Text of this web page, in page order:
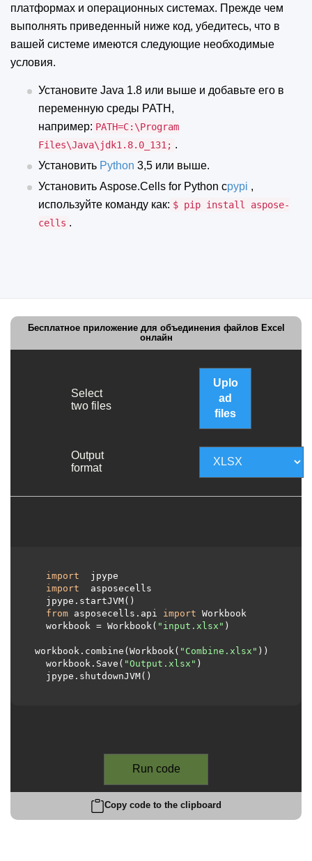
платформах и операционных системах. Прежде чем
выполнять приведенный ниже код, убедитесь, что в
вашей системе имеются следующие необходимые
условия.
Установите Java 1.8 или выше и добавьте его в
переменную среды PATH,
например: PATH=C:\Program
Files\Java\jdk1.8.0_131; .
Установить Python 3,5 или выше.
Установить Aspose.Cells for Python сpypi ,
используйте команду как: $ pip install aspose-
cells .
Бесплатное приложение для объединения файлов Excel
онлайн
Select
two files
Uplo
ad
files
Output
format
import
jpype
import
asposecells
from asposecells.api import Workbook
  workbook = Workbook(
"input.xlsx" )
workbook.combine(Workbook( "Combine.xlsx" ))
  workbook.Save(
"Output.xlsx" )
Run code
Copy code to the clipboard